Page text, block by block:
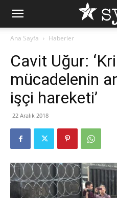
Ana Sayfa Haberler
Cavit Uğur:
mücadelenin
işçi hareketi’
22 Aralık 2018